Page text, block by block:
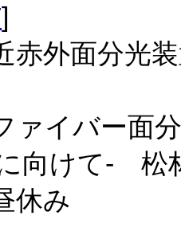
]
赤外面分光
ァイバー面
向けて- 松
休み